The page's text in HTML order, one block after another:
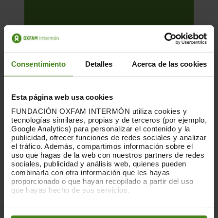
Consentimiento Detalles Acerca de las cookies
Esta página web usa cookies
FUNDACIÓN OXFAM INTERMÓN utiliza cookies y
tecnologías similares, propias y de terceros (por ejemplo,
Google Analytics) para personalizar el contenido y la
publicidad, ofrecer funciones de redes sociales y analizar
el tráfico. Además, compartimos información sobre el
uso que hagas de la web con nuestros partners de redes
sociales, publicidad y análisis web, quienes pueden
combinarla con otra información que les hayas
proporcionado o que hayan recopilado a partir del uso
que hayas hecho de sus servicios.
preferencias accediendo a nuestraPolítica de Cookieso
01.12.2025
La huella que dejan las nubes. Los
centros de datos y las desigualdades